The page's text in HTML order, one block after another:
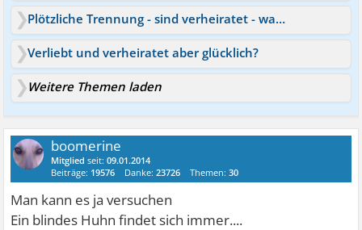
Plötzliche Trennung - sind verheiratet - was tun?
Verliebt und verheiratet aber glücklich?
Weitere Themen laden
boomerine
Mitglied seit:09.01.2014
Beiträge: 19576 Danke:23726 Themen:30
Man kann es ja versuchen
Ein blindes Huhn findet sich immer....